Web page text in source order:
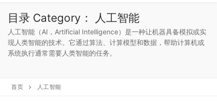
Search for:
目录 Category： 人工智能
人工智能（AI，Artificial Intelligence）是一种让机器具备模拟或实
现人类智能的技术。它通过算法、计算模型和数据，帮助计算机或
系统执行通常需要人类智能的任务。
首页 人工智能